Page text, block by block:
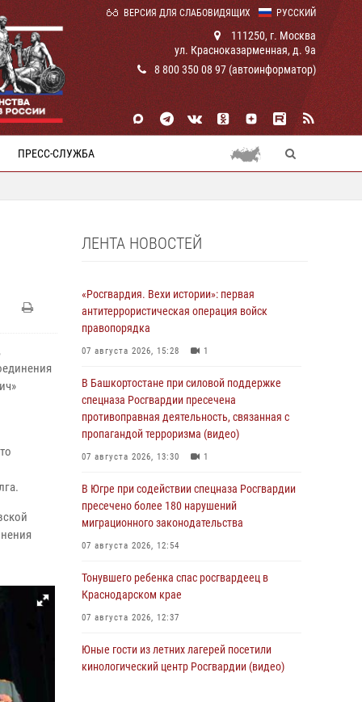
РУССКИЙ
ВЕРСИЯ ДЛЯ СЛАБОВИДЯЩИХ
111250, г. Москва
ул. Красноказарменная, д. 9а
8 800 350 08 97 (автоинформатор)
ПРЕСС-СЛУЖБА
ЛЕНТА НОВОСТЕЙ
«Росгвардия. Вехи истории»: первая
антитеррористическая операция войск
правопорядка
07 августа 2026, 15:28 1
В Башкортостане при силовой поддержке
спецназа Росгвардии пресечена
противоправная деятельность, связанная с
пропагандой терроризма (видео)
07 августа 2026, 13:30 1
В Югре при содействии спецназа Росгвардии
пресечено более 180 нарушений
миграционного законодательства
07 августа 2026, 12:54
Тонувшего ребенка спас росгвардеец в
Краснодарском крае
07 августа 2026, 12:37
Юные гости из летних лагерей посетили
кинологический центр Росгвардии (видео)